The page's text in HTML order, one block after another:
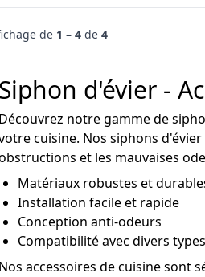
de 1 – 4 de 4
Siphon d'évier -
Découvrez notre gamme de
cuisine. Nos siphons
et les mauvaises
Matériaux robustes et
Installation facile et rapide
Conception anti-odeurs
Compatibilité avec divers
Nos accessoires de cuisine sont